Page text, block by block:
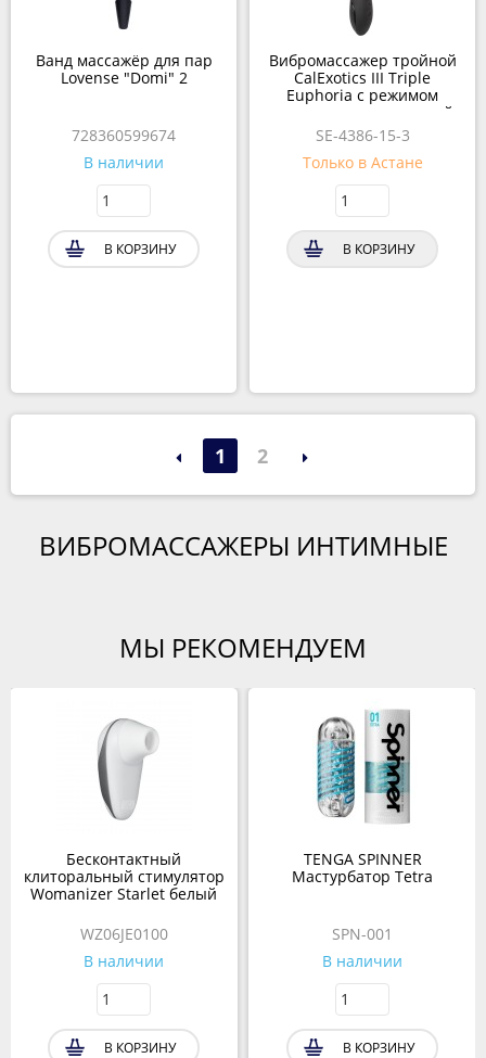
Ванд массажёр для пар
Lovense "Domi" 2
728360599674
В наличии
В КОРЗИНУ
Вибромассажер тройной
CalExotics III Triple
Euphoria с режимом
всасывания и анальной
стимуляцией, 14 см x 3.75
см
SE-4386-15-3
Только в Астане
В КОРЗИНУ
1 2
ВИБРОМАССАЖЕРЫ ИНТИМНЫЕ
МЫ РЕКОМЕНДУЕМ
Бесконтактный
клиторальный стимулятор
Womanizer Starlet белый
WZ06JE0100
В наличии
В КОРЗИНУ
TENGA SPINNER
Мастурбатор Tetra
SPN-001
В наличии
В КОРЗИНУ